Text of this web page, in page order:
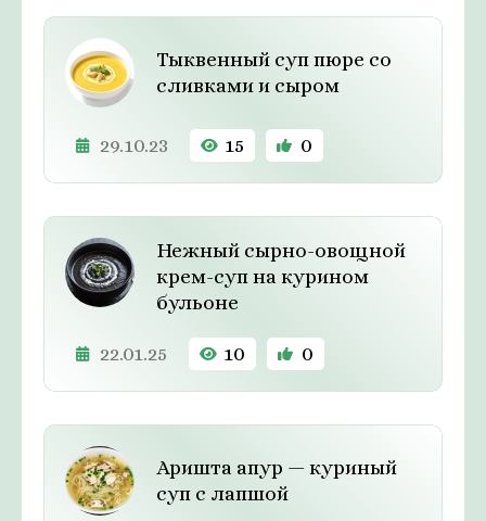
Тыквенный суп пюре со
сливками и сыром
29.10.23 15 0
Нежный сырно-овощной
крем-суп на курином
бульоне
22.01.25 10 0
Аришта апур — куриный
суп с лапшой